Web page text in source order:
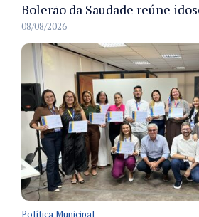
08/08/2026
Política Municipal